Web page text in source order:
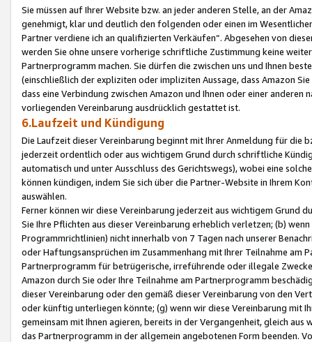
Sie müssen auf Ihrer Website bzw. an jeder anderen Stelle, an der
genehmigt, klar und deutlich den folgenden oder einen im
Partner verdiene ich an qualifizierten Verkäufen“. Abgesehen von
werden Sie ohne unsere vorherige schriftliche Zustimmung keine
Partnerprogramm machen. Sie dürfen die zwischen uns und Ihnen
(einschließlich der expliziten oder impliziten Aussage, dass Amazon
dass eine Verbindung zwischen Amazon und Ihnen oder einer
vorliegenden Vereinbarung ausdrücklich gestattet ist.
6.Laufzeit und Kündigung
Die Laufzeit dieser Vereinbarung beginnt mit Ihrer Anmeldung für die
jederzeit ordentlich oder aus wichtigem Grund durch schriftliche
automatisch und unter Ausschluss des Gerichtswegs), wobei eine
können kündigen, indem Sie sich über die Partner-Website in Ihrem
auswählen.
Ferner können wir diese Vereinbarung jederzeit aus wichtigem Grund
Sie Ihre Pflichten aus dieser Vereinbarung erheblich verletzen; (b)
Programmrichtlinien) nicht innerhalb von 7 Tagen nach unserer
oder Haftungsansprüchen im Zusammenhang mit Ihrer Teilnahme am
Partnerprogramm für betrügerische, irreführende oder illegale
Amazon durch Sie oder Ihre Teilnahme am Partnerprogramm
dieser Vereinbarung oder den gemäß dieser Vereinbarung von den
oder künftig unterliegen könnte; (g) wenn wir diese Vereinbarung mit
gemeinsam mit Ihnen agieren, bereits in der Vergangenheit, gleich
das Partnerprogramm in der allgemein angebotenen Form beenden.